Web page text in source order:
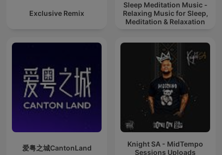
Exclusive Remix
Sleep Meditation Music -
Relaxing Music for Sleep,
Meditation & Relaxation
爱粤之城CantonLand
Knight SA - MidTempo
Sessions Uploads